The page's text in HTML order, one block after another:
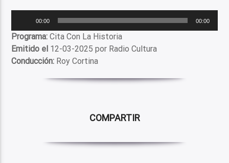
audio
00:00 00:00
Programa: Cita Con La Historia
Emitido el 12-03-2025 por Radio Cultura
Conducción: Roy Cortina
COMPARTIR